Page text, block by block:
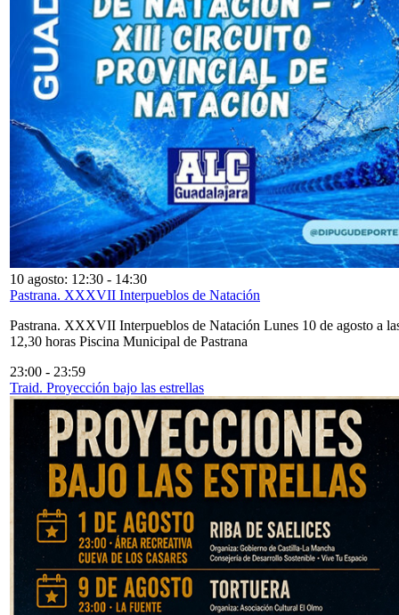
10 agosto: 12:30 - 14:30
Pastrana. XXXVII Interpueblos de Natación
Pastrana. XXXVII Interpueblos de Natación Lunes 10 de agosto a
12,30 horas Piscina Municipal de Pastrana
23:00 - 23:59
Traid. Proyección bajo las estrellas